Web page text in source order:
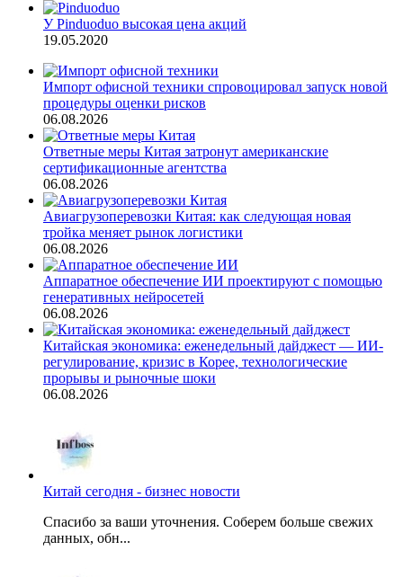
У Pinduoduo высокая цена акций
19.05.2020
Импорт офисной техники спровоцировал запуск новой
процедуры оценки рисков
06.08.2026
Ответные меры Китая затронут американские
сертификационные агентства
06.08.2026
Авиагрузоперевозки Китая: как следующая новая
тройка меняет рынок логистики
06.08.2026
Аппаратное обеспечение ИИ проектируют с помощью
генеративных нейросетей
06.08.2026
Китайская экономика: еженедельный дайджест — ИИ-
регулирование, кризис в Корее, технологические
прорывы и рыночные шоки
06.08.2026
Китай сегодня - бизнес новости
Спасибо за ваши уточнения. Соберем больше свежих
данных, обн...